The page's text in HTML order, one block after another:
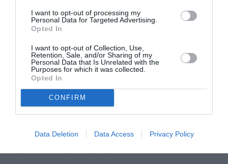
I want to opt-out of processing my
Personal Data for Targeted Advertising.
Opted In
I want to opt-out of Collection, Use,
Retention, Sale, and/or Sharing of my
Personal Data that Is Unrelated with the
Purposes for which it was collected.
Opted In
CONFIRM
Data Deletion Data Access Privacy Policy
recuperăm.
Cum veți întâmpina problema birocrației,
a corupției și toate temerile
dumneavoastră? V-ați gândit la un plan?
Vreau încă să mai cred că, singura armă potentă pe
care o am la îndemână și mă refer la muncă cinstită și
seriozitate, să ajute la dobândirea curajului, la